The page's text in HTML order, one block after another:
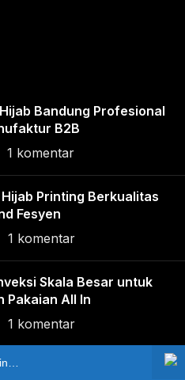
Bandung Profesional
B2B
1 komentar
Printing Berkualitas
Fesyen
1 komentar
Skala Besar untuk
Pakaian All In
1 komentar